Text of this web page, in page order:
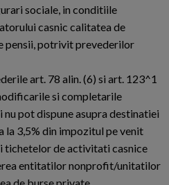
sociale, in conditiile
casnic calitatea de
pensii, potrivit prevederilor
art. 78 alin. (6) si art. 123^1
si completarile
pot dispune asupra destinatiei
la 3,5% din impozitul pe venit
de activitati casnice
entitatilor nonprofit/unitatilor